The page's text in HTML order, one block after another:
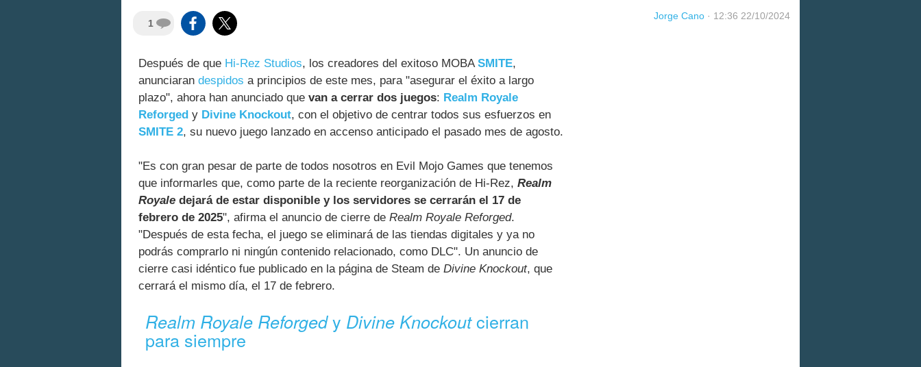
1
Jorge Cano · 12:36 22/10/2024
Después de que Hi-Rez Studios, los creadores del exitoso MOBASMITE,
anunciaran despidos a principios de este mes, para "asegurar el éxito a largo
plazo", ahora han anunciado que van a cerrar dos juegos: Realm Royale
Reforged y Divine Knockout, con el objetivo de centrar todos sus esfuerzos en
SMITE 2, su nuevo juego lanzado en accenso anticipado el pasado mes de agosto.
"Es con gran pesar de parte de todos nosotros en Evil Mojo Games que tenemos
que informarles que, como parte de la reciente reorganización de Hi-Rez, Realm
Royale dejará de estar disponible y los servidores se cerrarán el 17 de
febrero de 2025", afirma el anuncio de cierre de Realm Royale Reforged.
"Después de esta fecha, el juego se eliminará de las tiendas digitales y ya no
podrás comprarlo ni ningún contenido relacionado, como DLC". Un anuncio de
cierre casi idéntico fue publicado en la página de Steam de Divine Knockout, que
cerrará el mismo día, el 17 de febrero.
Realm Royale Reforgedy Divine Knockoutcierran
para siempre